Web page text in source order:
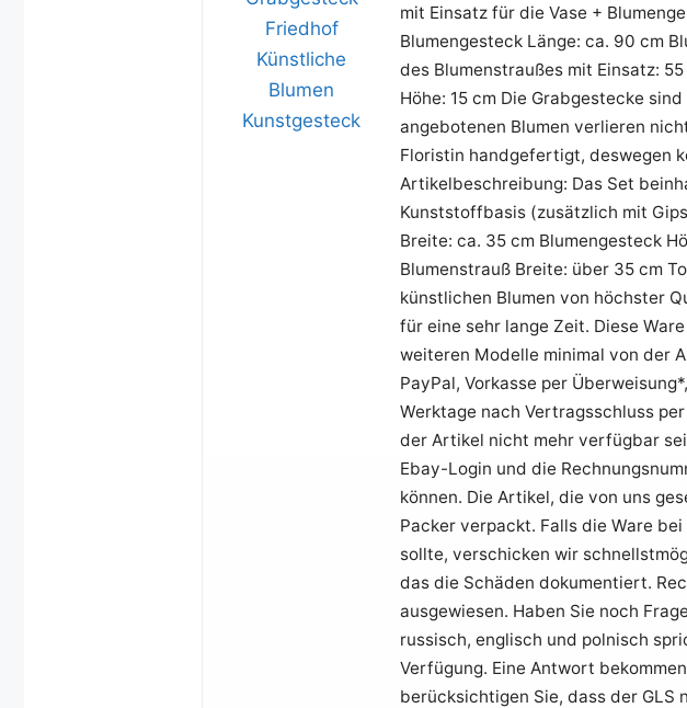
mit Einsatz für die Vase +
Blumengesteck Länge: ca. 90 cm
des Blumenstraußes mit Einsatz:
Höhe: 15 cm Die Grabgestecke
angebotenen Blumen verlieren
Floristin handgefertigt, deswegen
Artikelbeschreibung: Das Set
Kunststoffbasis (zusätzlich mit
Breite: ca. 35 cm Blumengesteck
Blumenstrauß Breite: über 35 cm
künstlichen Blumen von höchster
für eine sehr lange Zeit. Diese
weiteren Modelle minimal von der
PayPal, Vorkasse per
Werktage nach Vertragsschluss
der Artikel nicht mehr verfügbar
Ebay-Login und die
können. Die Artikel, die von uns
Packer verpackt. Falls die Ware
sollte, verschicken wir
das die Schäden dokumentiert.
ausgewiesen. Haben Sie noch
russisch, englisch und polnisch
Verfügung. Eine Antwort
berücksichtigen Sie, dass der